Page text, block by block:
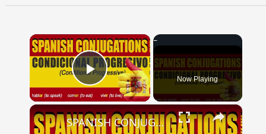
×
Play Video Now Playing
×
SPANISH CONJUGATIONS: Conditional Progressive (Condicional Progresivo)